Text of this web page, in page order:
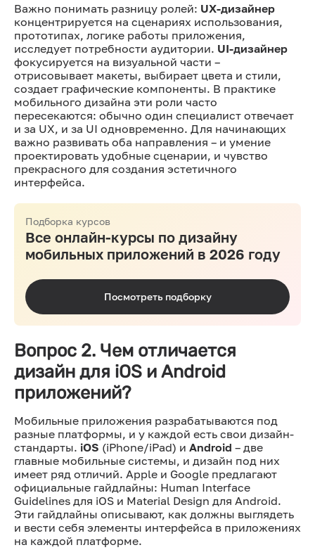
Важно понимать разницу ролей: UX-дизайнер
концентрируется на сценариях использования,
прототипах, логике работы приложения,
исследует потребности аудитории. UI-дизайнер
фокусируется на визуальной части –
отрисовывает макеты, выбирает цвета и стили,
создает графические компоненты. В практике
мобильного дизайна эти роли часто
пересекаются: обычно один специалист отвечает
и за UX, и за UI одновременно. Для начинающих
важно развивать оба направления – и умение
проектировать удобные сценарии, и чувство
прекрасного для создания эстетичного
интерфейса.
Подборка курсов
Все онлайн-курсы по дизайну
мобильных приложений в 2026 году
Посмотреть подборку
Вопрос 2. Чем отличается
дизайн для iOS и Android
приложений?
Мобильные приложения разрабатываются под
разные платформы, и у каждой есть свои дизайн-
стандарты. iOS (iPhone/iPad) и Android – две
главные мобильные системы, и дизайн под них
имеет ряд отличий. Apple и Google предлагают
официальные гайдлайны: Human Interface
Guidelines для iOS и Material Design для Android.
Эти гайдлайны описывают, как должны выглядеть
и вести себя элементы интерфейса в приложениях
на каждой платформе.